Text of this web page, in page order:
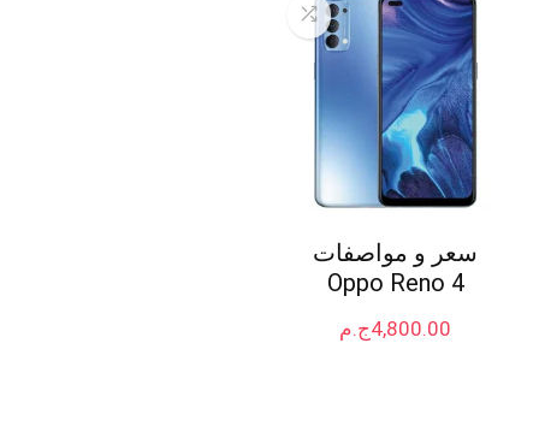
سعر و مواصفات
Oppo Reno 4
ج.م4,800.00